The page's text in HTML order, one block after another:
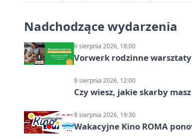
Nadchodzące wydarzenia
6 sierpnia 2026, 18:00
Vorwerk rodzinne
8 sierpnia 2026, 12:00
Czy wiesz, jakie skarby
8 sierpnia 2026, 19:30
Wakacyjne Kino ROMA